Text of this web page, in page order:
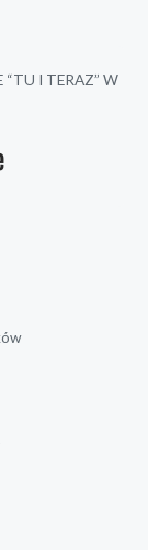
“TU I TERAZ” W